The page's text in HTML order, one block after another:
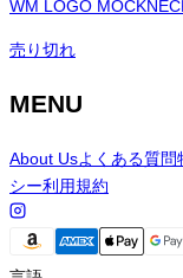
WM LOGO
売り切れ
MENU
About Usよくある質問
シー利用規約